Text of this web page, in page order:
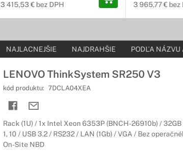
3 415,53 € bez DPH 3 965,77 € bez
NAJLACNEJŠIE NAJDRAHŠIE PODĽA NÁZVU
LENOVO ThinkSystem SR250 V3
kód produktu: 7DCLA04XEA
Rack (1U) / 1x Intel Xeon 6353P (BNCH-26910b) /
1, 10 / USB 3.2 / RS232 / LAN (1Gb) / VGA / Bez
On-Site NBD